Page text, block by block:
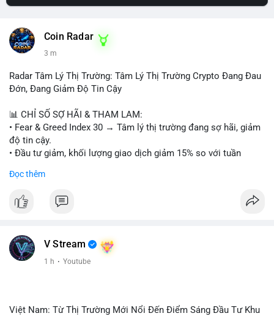
Coin Radar
3 m
Radar Tâm Lý Thị Trường: Tâm Lý Thị Trường Crypto Đang Đau
Đớn, Đang Giảm Độ Tin Cậy
📊 CHỈ SỐ SỢ HÃI & THAM LAM:
• Fear & Greed Index 30 → Tâm lý thị trường đang sợ hãi, giảm
độ tin cậy.
• Đầu tư giảm, khối lượng giao dịch giảm 15% so với tuần
• CoinGecko: Jimothy The Raccoon, Pudgy Penguins,
crypto.
• LunarCrush: Ethereum, Solana, Dogecoin, Chainlink, Litecoin,
• Telegram: US Senate tiến hành bỏ phiếu Clarity Act, IMF nói
Đọc thêm
V Stream
1 h · Youtube
Việt Nam: Từ Thị Trường Mới Nổi Đến Điểm Sáng Đầu Tư Khu